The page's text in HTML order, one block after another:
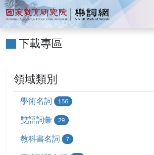
跳到主要內容
:::
國家教育研究院 樂詞網
下載專區
領域類別
學術名詞 156
雙語詞彙 29
教科書名詞 7